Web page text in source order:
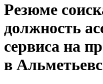
Резюме
должность
сервиса на
в